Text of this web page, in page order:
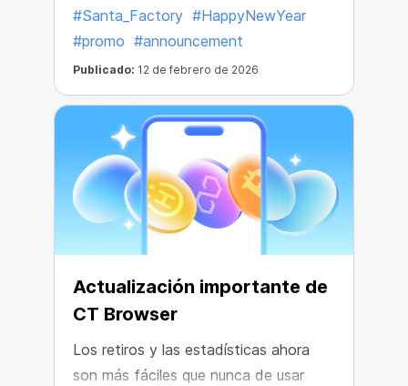
#Santa_Factory #HappyNewYear
#promo #announcement
Publicado: 12 de febrero de 2026
Actualización importante de
CT Browser
Los retiros y las estadísticas ahora
son más fáciles que nunca de usar